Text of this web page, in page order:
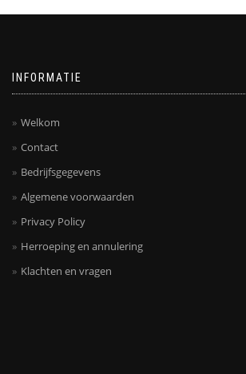
INFORMATIE
Welkom
Contact
Bedrijfsgegevens
Algemene voorwaarden
Privacy Policy
Herroeping en annulering
Klachten en vragen